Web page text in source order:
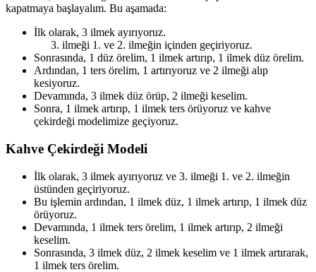
kapatmaya başlayalım. Bu aşamada:
İlk olarak, 3 ilmek ayırıyoruz.
ilmeği 1. ve 2. ilmeğin içinden geçiriyoruz.
Sonrasında, 1 düz örelim, 1 ilmek artırıp, 1 ilmek düz örelim.
Ardından, 1 ters örelim, 1 artırıyoruz ve 2 ilmeği alıp
kesiyoruz.
Devamında, 3 ilmek düz örüp, 2 ilmeği keselim.
Sonra, 1 ilmek artırıp, 1 ilmek ters örüyoruz ve kahve
çekirdeği modelimize geçiyoruz.
Kahve Çekirdeği Modeli
İlk olarak, 3 ilmek ayırıyoruz ve 3. ilmeği 1. ve 2. ilmeğin
üstünden geçiriyoruz.
Bu işlemin ardından, 1 ilmek düz, 1 ilmek artırıp, 1 ilmek düz
örüyoruz.
Devamında, 1 ilmek ters örelim, 1 ilmek artırıp, 2 ilmeği
keselim.
Sonrasında, 3 ilmek düz, 2 ilmek keselim ve 1 ilmek artırarak,
1 ilmek ters örelim.